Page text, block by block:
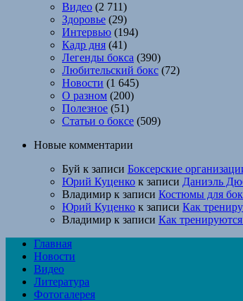
Видео (2 711)
Здоровье (29)
Интервью (194)
Кадр дня (41)
Легенды бокса (390)
Любительский бокс (72)
Новости (1 645)
О разном (200)
Полезное (51)
Статьи о боксе (509)
Новые комментарии
Буй к записи Боксерские
Юрий Куценко к записи Даниэль
Владимир к записи Костюмы для
Юрий Куценко к записи Как
Владимир к записи Как
Главная
Новости
Видео
Литература
Фотогалерея